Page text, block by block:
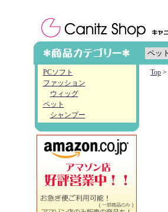
PCソフト
ファッション
ウィッグ
ペット
シャンプー
Top >